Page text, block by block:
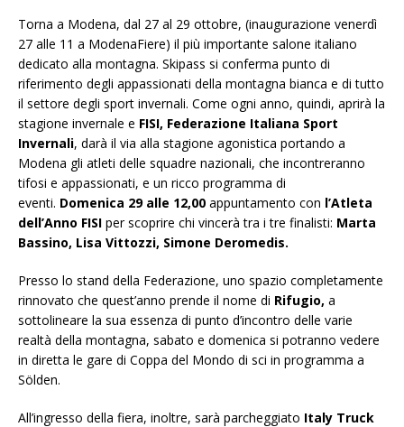
Torna a Modena, dal 27 al 29 ottobre, (inaugurazione venerdì
27 alle 11 a ModenaFiere) il più importante salone italiano
dedicato alla montagna. Skipass si conferma punto di
riferimento degli appassionati della montagna bianca e di tutto
il settore degli sport invernali. Come ogni anno, quindi, aprirà la
stagione invernale e FISI, Federazione Italiana Sport
Invernali, darà il via alla stagione agonistica portando a
Modena gli atleti delle squadre nazionali, che incontreranno
tifosi e appassionati, e un ricco programma di
eventi. Domenica 29 alle 12,00 appuntamento con l’Atleta
dell’Anno FISI per scoprire chi vincerà tra i tre finalisti: Marta
Bassino, Lisa Vittozzi, Simone Deromedis.
Presso lo stand della Federazione, uno spazio completamente
rinnovato che quest’anno prende il nome di Rifugio, a
sottolineare la sua essenza di punto d’incontro delle varie
realtà della montagna, sabato e domenica si potranno vedere
in diretta le gare di Coppa del Mondo di sci in programma a
Sölden.
All’ingresso della fiera, inoltre, sarà parcheggiato Italy Truck